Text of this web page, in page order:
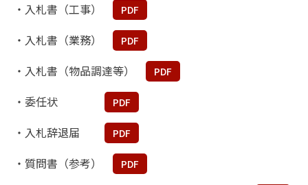
・入札書（工事）
PDF
・入札書（業務） PDF
・入札書（物品調達等） PDF
・委任状 PDF
・入札辞退届 PDF
・質問書（参考） PDF